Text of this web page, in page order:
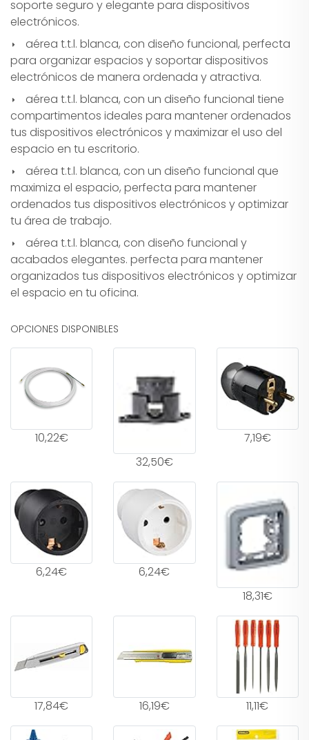
soporte seguro y elegante para dispositivos
electrónicos.
aérea t.t.l. blanca, con diseño funcional, perfecta
para organizar espacios y soportar dispositivos
electrónicos de manera ordenada y atractiva.
aérea t.t.l. blanca, con un diseño funcional tiene
compartimentos ideales para mantener ordenados
tus dispositivos electrónicos y maximizar el uso del
espacio en tu escritorio.
aérea t.t.l. blanca, con un diseño funcional que
maximiza el espacio, perfecta para mantener
ordenados tus dispositivos electrónicos y optimizar
tu área de trabajo.
aérea t.t.l. blanca, con diseño funcional y
acabados elegantes. perfecta para mantener
organizados tus dispositivos electrónicos y optimizar
el espacio en tu oficina.
OPCIONES DISPONIBLES
10,22€
32,50€
7,19€
6,24€
6,24€
18,31€
17,84€ 16,19€ 11,11€